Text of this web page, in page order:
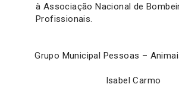
à Associação Nacional de
Profissionais.
Grupo Municipal Pessoas –
Isabel Carmo